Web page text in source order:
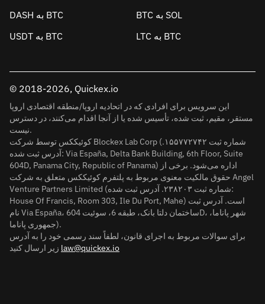
DASH به BTC
BTC به SOL
USDT به BTC
LTC به BTC
© 2018-2026, Quickex.io
این سرویس برای افرادی که در اتحادیه اروپا/منطقه اقتصادی اروپا
مستقر، مقیم، ثبت شده، تأسیس شده یا از آنجا اقدام می‌کنند، در دسترس
نیست.
کوئیککس توسط شرکت Blockex Lab Corp (شماره ثبت ۱۵۵۷۷۲۷۴۲.
آدرس ثبت شده: Via España, Delta Bank Building, 6th Floor, Suite
604D, Panama City, Republic of Panama) اداره می‌شود. برخی از
حقوق مالکیت معنوی مربوط به پلتفرم کوئیککس متعلق به شرکت Angel
Venture Partners Limited (شماره ثبت ۲۳۸۲۰۳. آدرس ثبت شده:
House Of Francis, Room 303, Ile Du Port, Mahe) است. آدرس ثبت
نام Via España، ساختمان دلتا بانک، طبقه 6، سوئیت 604D، شهر پاناما،
جمهوری پاناما).
برای سوالات مربوط به اجرای قانون، لطفاً سند رسمی خود را به آدرس
law@quickex.io